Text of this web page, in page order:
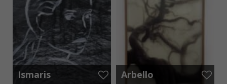
Ismaris Arbello